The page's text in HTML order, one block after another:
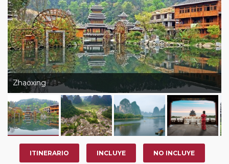
tras rellenar el cuestionario de satisfacción en "Mi viaje")
o los que estén en luna de miel contarán con un
descuento del 5%.
Zhaoxing
ITINERARIO INCLUYE NO INCLUYE